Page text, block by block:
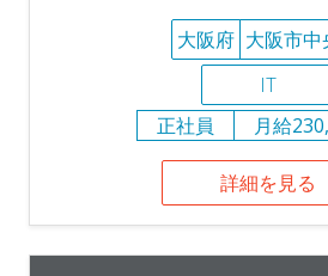
大阪府 大阪市中
IT
正社員
月給
詳細を見る